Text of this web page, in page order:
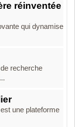
réinventée
qui dynamise
recherche
une plateforme